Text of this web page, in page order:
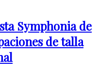
Symphonia de
de talla